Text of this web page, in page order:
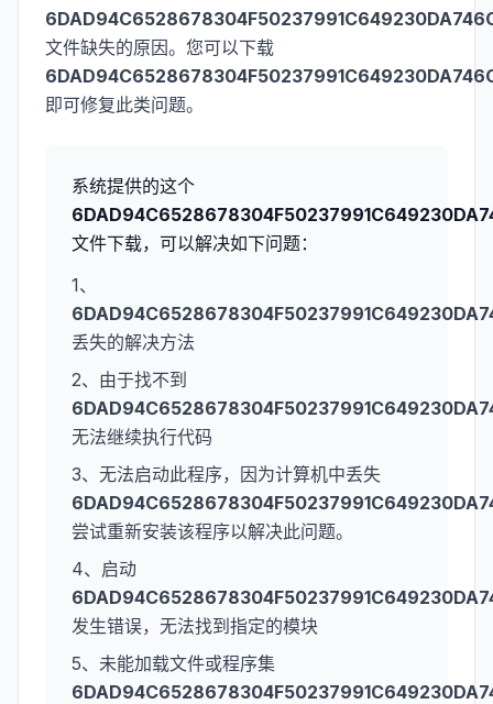
文件缺失的原因。您可以下载
即可修复此类问题。
系统提供的这个
文件下载，可以解决如下问题：
1、
丢失的解决方法
2、由于找不到
无法继续执行代码
3、无法启动此程序，因为计算机中丢失
尝试重新安装该程序以解决此问题。
4、启动
发生错误，无法找到指定的模块
5、未能加载文件或程序集